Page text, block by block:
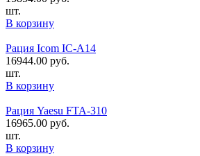
шт.
В корзину
Рация Icom IC-A14
16944.00 руб.
шт.
В корзину
Рация Yaesu FTA-310
16965.00 руб.
шт.
В корзину